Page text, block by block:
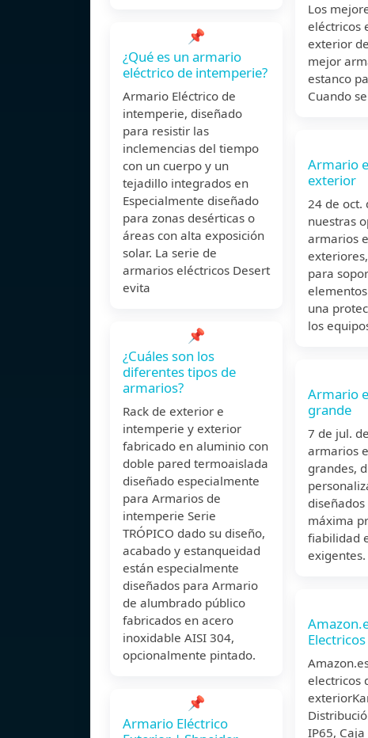
📌
¿Qué es un armario
eléctrico de intemperie?
Armario Eléctrico de
intemperie, diseñado
para resistir las
inclemencias del tiempo
con un cuerpo y un
tejadillo integrados en
Especialmente diseñado
para zonas desérticas o
áreas con alta exposición
solar. La serie de
armarios eléctricos Desert
evita
📌
¿Cuáles son los
diferentes tipos de
armarios?
Rack de exterior e
intemperie y exterior
fabricado en aluminio con
doble pared termoaislada
diseñado especialmente
para Armarios de
intemperie Serie
TRÓPICO dado su diseño,
acabado y estanqueidad
están especialmente
diseñados para Armario
de alumbrado público
fabricados en acero
inoxidable AISI 304,
opcionalmente pintado.
📌
Armario Eléctrico
Los
eléctricos
exterior
mejor
estanco
Cuando
Armario
exterior
24 de
nuestras
armarios
para
una
los
Armario
grande
7 de jul.
armarios
grandes,
máxima
fiabilidad
exigentes.
electricos
IP65,